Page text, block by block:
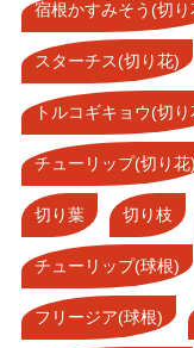
宿根かすみそう(切り
スターチス(切り花)
トルコギキョウ(切り
チューリップ(切り花)
切り葉 切り枝
チューリップ(球根)
フリージア(球根)